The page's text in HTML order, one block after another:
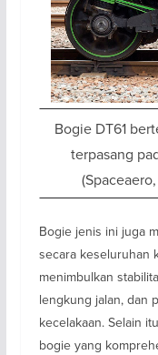
Bogie DT61
terpasang
Bogie jenis ini juga
secara keseluruhan
menimbulkan
lengkung jalan, dan
kecelakaan. Selain
bogie yang